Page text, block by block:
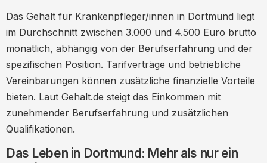
Das Gehalt für Krankenpfleger/innen in Dortmund liegt
im Durchschnitt zwischen 3.000 und 4.500 Euro brutto
monatlich, abhängig von der Berufserfahrung und der
spezifischen Position. Tarifverträge und betriebliche
Vereinbarungen können zusätzliche finanzielle Vorteile
bieten. Laut Gehalt.de steigt das Einkommen mit
zunehmender Berufserfahrung und zusätzlichen
Qualifikationen.
Das Leben in Dortmund: Mehr als nur ein